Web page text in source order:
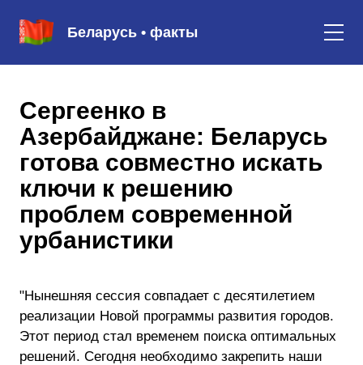
Беларусь • факты
Сергеенко в
Азербайджане: Беларусь
готова совместно искать
ключи к решению
проблем современной
урбанистики
"Нынешняя сессия совпадает с десятилетием
реализации Новой программы развития городов.
Этот период стал временем поиска оптимальных
решений. Сегодня необходимо закрепить наши